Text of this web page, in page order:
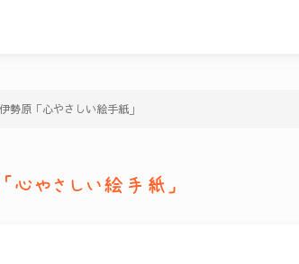
勢原「心やさしい絵手紙」
心やさしい絵手紙」